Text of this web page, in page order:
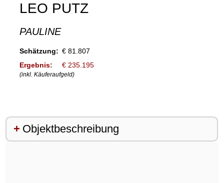
LEO PUTZ
PAULINE
Schätzung: € 81.807
Ergebnis:
€ 235.195
(inkl. Käuferaufgeld)
Objektbeschreibung